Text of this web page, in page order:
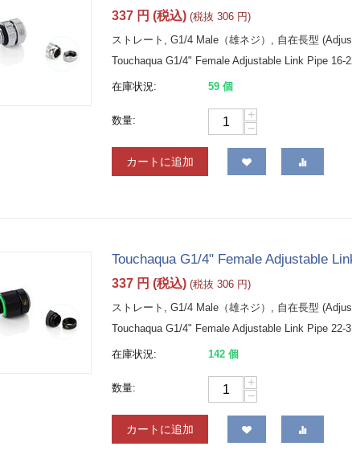
337 円 (税込) (税抜306 円)
ストレート, G1/4 Male（雄ネジ）, 自在長型
Touchaqua G1/4" Female Adjustable Link Pipe 16-
在庫状況: 59 個
数量:
+
−
カートに追加
Touchaqua G1/4" Female Adjustable
337 円 (税込) (税抜306 円)
ストレート, G1/4 Male（雄ネジ）, 自在長型
Touchaqua G1/4" Female Adjustable Link Pipe 22-
在庫状況: 142 個
数量:
+
−
カートに追加